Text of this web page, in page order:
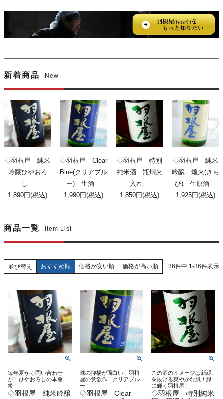
新着商品 New
◇羽根屋 純米
吟醸ひやおろ
し
1,890円(税込)
◇羽根屋 Clear
Blue(クリアブル
ー) 生酒
1,990円(税込)
◇羽根屋 特別
純米酒 瓶燗火
入れ
1,850円(税込)
◇羽根屋 純米
吟醸 煌火(きら
び) 生原酒
1,925円(税込)
商品一覧 Item List
並び替え おすすめ順 価格が安い順 価格が高い順 36件中 1-36件表示
毎年夏から問い合わせ
が！ひやおろしの本命
級！
◇羽根屋 純米吟醸
味の抑揚が面白い！羽根
屋の意欲作！クリアブル
ー！
◇羽根屋 Clear
この酒のイメージは新緑
を抜ける爽やかな風！緑
に輝く羽根屋！
◇羽根屋 特別純米